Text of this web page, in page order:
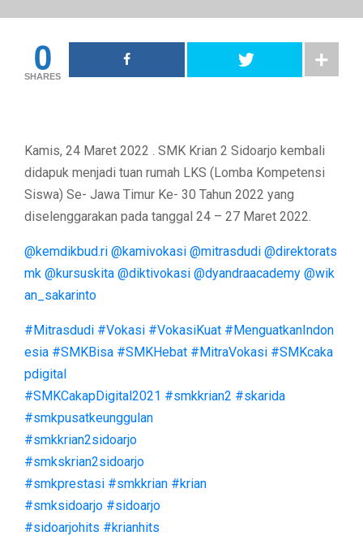
0
SHARES
Kamis, 24 Maret 2022 . SMK Krian 2 Sidoarjo kembali
didapuk menjadi tuan rumah LKS (Lomba Kompetensi
Siswa) Se- Jawa Timur Ke- 30 Tahun 2022 yang
diselenggarakan pada tanggal 24 – 27 Maret 2022.
@kemdikbud.ri @kamivokasi @mitrasdudi @direktorats
mk @kursuskita @diktivokasi @dyandraacademy @wik
an_sakarinto
#Mitrasdudi #Vokasi #VokasiKuat #MenguatkanIndon
esia #SMKBisa #SMKHebat #MitraVokasi #SMKcaka
pdigital
#SMKCakapDigital2021 #smkkrian2 #skarida
#smkpusatkeunggulan
#smkkrian2sidoarjo
#smkskrian2sidoarjo
#smkprestasi #smkkrian #krian
#smksidoarjo #sidoarjo
#sidoarjohits #krianhits